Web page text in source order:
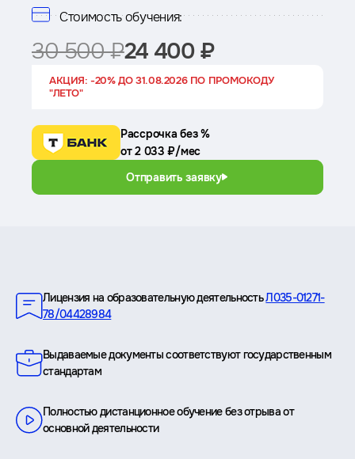
Стоимость обучения:
30 500 ₽24 400 ₽
АКЦИЯ: -20% ДО 31.08.2026 ПО ПРОМОКОДУ
"ЛЕТО"
Рассрочка без %
от 2 033 ₽/мес
Отправить заявку
Лицензия на образовательную деятельностьЛ035-01271-
78/04428984
Выдаваемые документы соответствуют государственным
стандартам
Полностью дистанционное обучение без отрыва от
основной деятельности